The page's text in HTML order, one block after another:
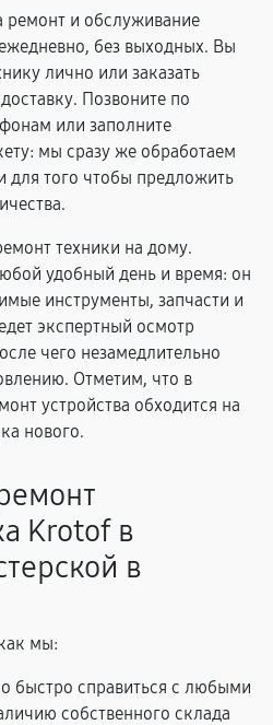
и обслуживание
без выходных. Вы
лично или заказать
Позвоните по
или заполните
мы сразу же обработаем
для того чтобы предложить
техники на дому.
удобный день и время: он
инструменты, запчасти и
экспертный осмотр
чего незамедлительно
Отметим, что в
устройства обходится на
нового.
Krotof в
в
мы:
быстро справиться с любыми
собственного склада